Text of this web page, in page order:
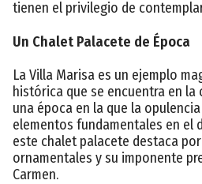
tienen el privilegio de
Un Chalet Palacete de Época
La Villa Marisa es un ejemplo
histórica que se encuentra en la
una época en la que la
elementos fundamentales en el
este chalet palacete destaca
ornamentales y su imponente
Carmen.